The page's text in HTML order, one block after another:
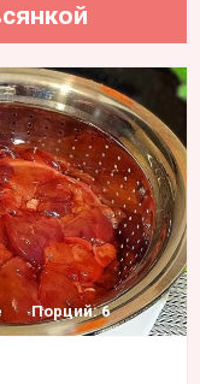
Порций: 6